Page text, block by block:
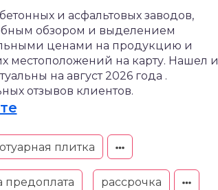
и асфальтовых заводов,
обзором и выделением
ценами на продукцию и
местоположений на карту. Нашел и
на август 2026 года .
отзывов клиентов.
плитка
предоплата рассрочка